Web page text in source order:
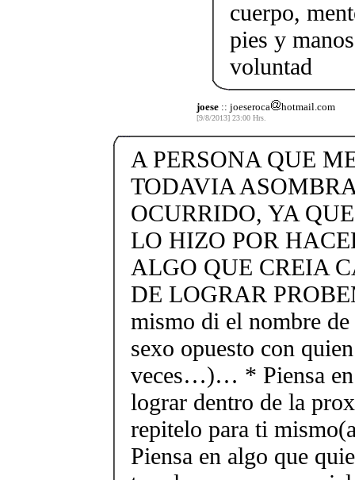
cuerpo,
pies y
voluntad
joese:: joeseroca hotmail.com
[9/8/2013] 23:00 Hrs.
A PERSONA QUE
TODAVIA
OCURRIDO, YA
LO HIZO POR
ALGO QUE CREIA
DE LOGRAR
mismo di el nombre
sexo opuesto con
veces…)… * Piensa en
lograr dentro de la
repitelo para ti
Piensa en algo que